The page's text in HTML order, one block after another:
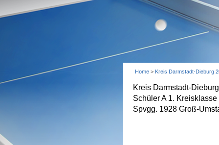
Home > Kreis Darmstadt-Dieburg
Kreis Darmstadt-
Schüler A 1. Kreisklasse
Spvgg. 1928 Groß-